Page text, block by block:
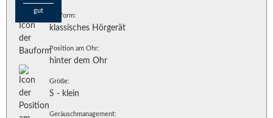
gut
Bauform:
klassisches Hörgerät
Position am Ohr:
hinter dem Ohr
Größe:
S - klein
Geräuschmanagement: